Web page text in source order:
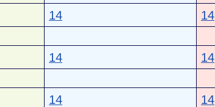
14 14
14 14
14 14